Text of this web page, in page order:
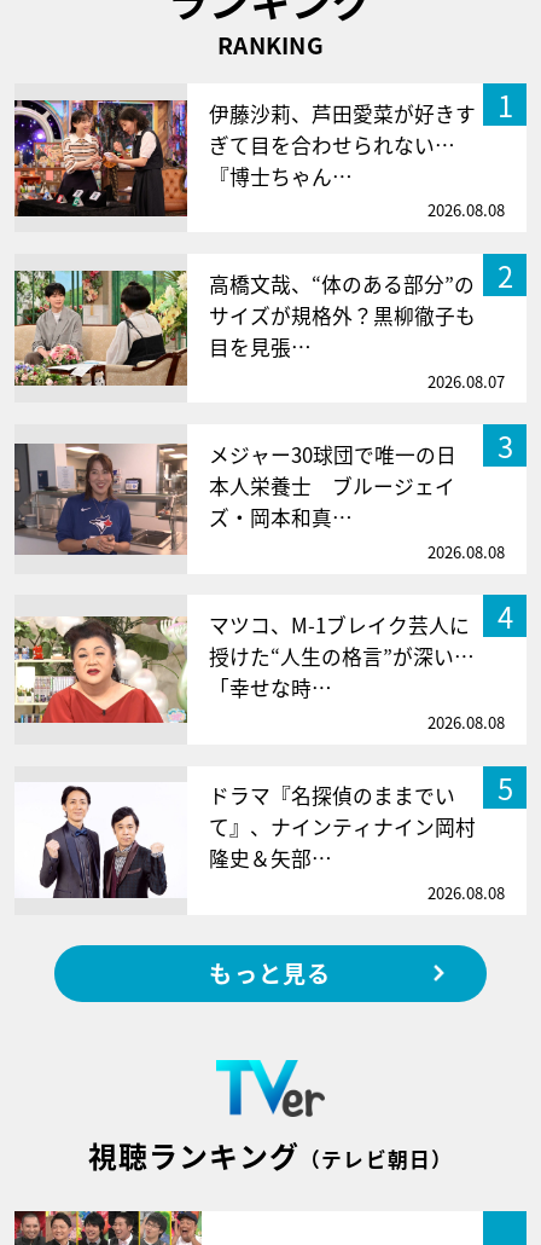
RANKING
1
伊藤沙莉、芦田愛菜が好きす
ぎて目を合わせられない…
『博士ちゃん…
2026.08.08
2
高橋文哉、“体のある部分”の
サイズが規格外？黒柳徹子も
目を見張…
2026.08.07
3
メジャー30球団で唯一の日
本人栄養士 ブルージェイ
ズ・岡本和真…
2026.08.08
4
マツコ、M-1ブレイク芸人に
授けた“人生の格言”が深い…
「幸せな時…
2026.08.08
5
ドラマ『名探偵のままでい
て』、ナインティナイン岡村
隆史＆矢部…
2026.08.08
もっと見る
視聴ランキング （テレビ朝日）